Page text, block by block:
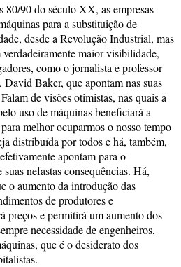
80/90 do século XX, as empresas
para a substituição de
desde a Revolução Industrial, mas
maior visibilidade,
como o jornalista e professor
Baker, que apontam nas suas
de visões otimistas, nas quais a
uso de máquinas beneficiará a
melhor ocuparmos o nosso tempo
distribuída por todos e há, também,
apontam para o
nefastas consequências. Há,
o aumento da introdução das
de produtores e
preços e permitirá um aumento dos
necessidade de engenheiros,
que é o desiderato dos